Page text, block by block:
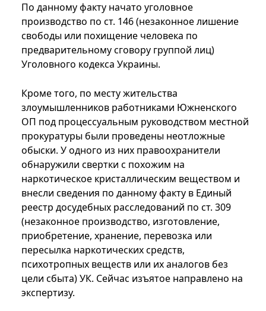
По данному факту начато уголовное
производство по ст. 146 (незаконное лишение
свободы или похищение человека по
предварительному сговору группой лиц)
Уголовного кодекса Украины.
Кроме того, по месту жительства
злоумышленников работниками Южненского
ОП под процессуальным руководством местной
прокуратуры были проведены неотложные
обыски. У одного из них правоохранители
обнаружили свертки с похожим на
наркотическое кристаллическим веществом и
внесли сведения по данному факту в Единый
реестр досудебных расследований по ст. 309
(незаконное производство, изготовление,
приобретение, хранение, перевозка или
пересылка наркотических средств,
психотропных веществ или их аналогов без
цели сбыта) УК. Сейчас изъятое направлено на
экспертизу.